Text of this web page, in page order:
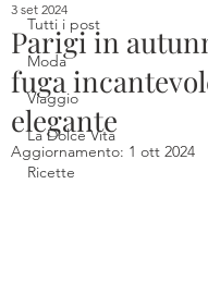
Tutti i post
Moda
Viaggio
La Dolce Vita
Ricette
Parigi in
fuga
elegante
3 set 2024
Aggiornamento: 1 ott 2024